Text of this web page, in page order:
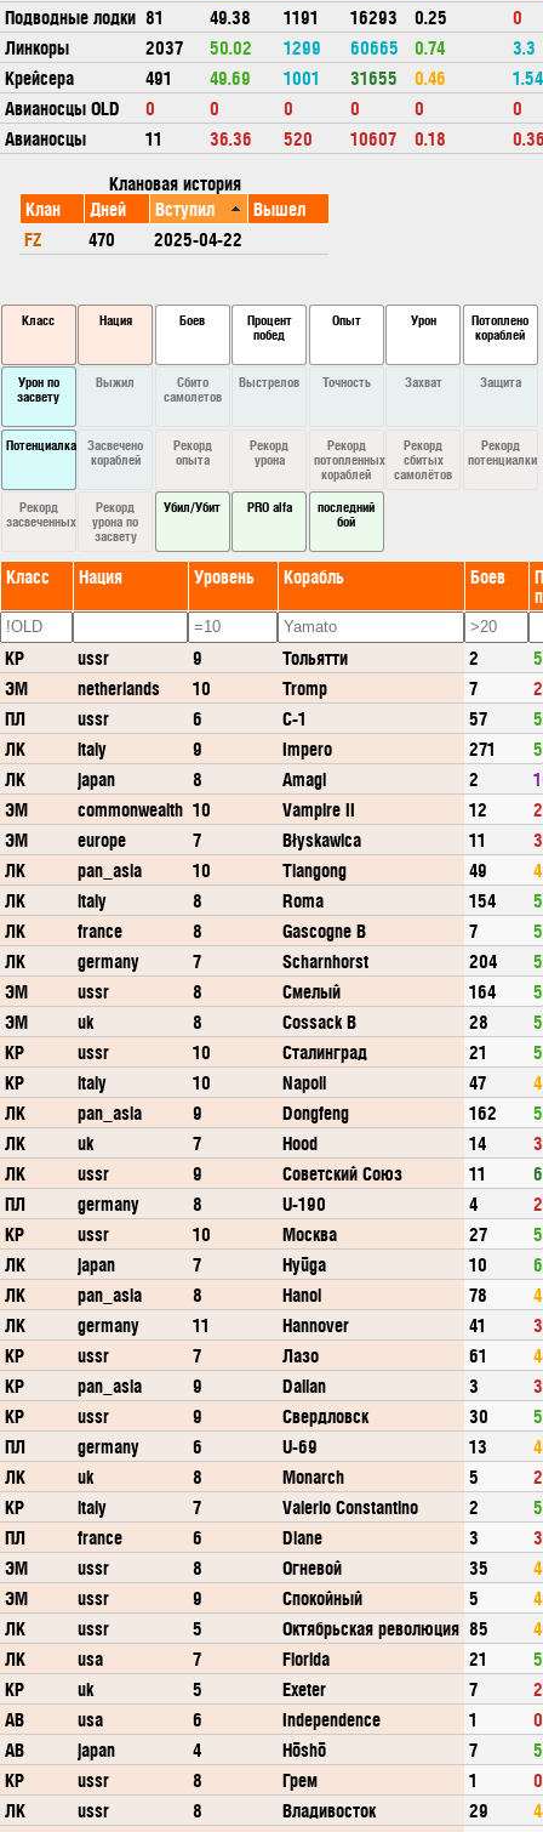
Подводные лодки 81 49.38 1191 16293 0.25
0
Линкоры
2037 50.02 1299 60665 0.74
3.3
Крейсера
491 49.69 1001 31655 0.46
1.54
Авианосцы OLD
0 0 0 0 0
0
Авианосцы
11 36.36 520 10607 0.18
Клановая история
Клан
Дней Вступил
Вышел
FZ
470 2025-04-22
Класс Нация Боев
Процент
побед
Опыт Урон
Потоплено
кораблей
Урон по
засвету
Выжил
Сбито
самолетов
Выстрелов Точность Захват Защита
Потенциалка
Засвечено
кораблей
Рекорд
опыта
Рекорд
урона
Рекорд
потопленных
кораблей
Рекорд
сбитых
самолётов
Рекорд
потенциалки
Рекорд
засвеченных
Рекорд
урона по
засвету
Убил/Убит PRO alfa
последний
бой
Класс Нация Уровень Корабль Боев
КР ussr 9 Тольятти 2
ЭМ
netherlands 10 Tromp 7
ПЛ
ussr 6 С-1 57
ЛК
italy 9 Impero 271
ЛК
japan 8 Amagi 2
ЭМ
commonwealth 10 Vampire II 12
ЭМ
europe 7 Błyskawica 11
ЛК
pan_asia 10 Tiangong 49
ЛК
italy 8 Roma 154
ЛК
france 8 Gascogne B 7
ЛК
germany 7 Scharnhorst 204
ЭМ
ussr 8 Смелый 164
ЭМ
uk 8 Cossack B 28
КР
ussr 10 Сталинград 21
КР
italy 10 Napoli 47
ЛК
pan_asia 9 Dongfeng 162
ЛК
uk 7 Hood 14
ЛК
ussr 9 Советский Союз 11
ПЛ
germany 8 U-190 4
КР
ussr 10 Москва 27
ЛК
japan 7 Hyūga 10
ЛК
pan_asia 8 Hanoi 78
ЛК
germany 11 Hannover 41
КР
ussr 7 Лазо 61
КР
pan_asia 9 Dalian 3
КР
ussr 9 Свердловск 30
ПЛ
germany 6 U-69 13
ЛК
uk 8 Monarch 5
КР
italy 7 Valerio Constantino 2
ПЛ
france 6 Diane 3
ЭМ
ussr 8 Огневой 35
ЭМ
ussr 9 Спокойный 5
ЛК
ussr 5 Октябрьская революция 85
ЛК
usa 7 Florida 21
КР
uk 5 Exeter 7
АВ
usa 6 Independence 1
0
АВ
japan 4 Hōshō 7
КР
ussr 8 Грем 1
0
ЛК
ussr 8 Владивосток 29